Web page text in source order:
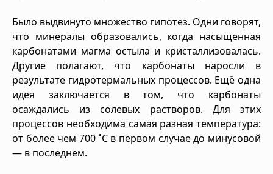
Было выдвинуто множество гипотез. Одни говорят,
что минералы образовались, когда насыщенная
карбонатами магма остыла и кристаллизовалась.
Другие полагают, что карбонаты наросли в
результате гидротермальных процессов. Ещё одна
идея заключается в том, что карбонаты
осаждались из солевых растворов. Для этих
процессов необходима самая разная температура:
от более чем 700 ˚C в первом случае до минусовой
— в последнем.